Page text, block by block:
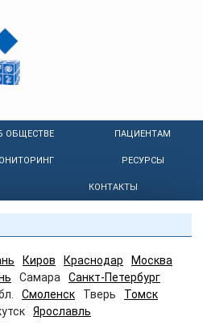
ОБЩЕСТВЕ ПАЦИЕНТАМ
РЕСУРСЫ
КОНТАКТЫ
Киров Краснодар
Москва
Самара
Санкт-Петербург
Смоленск Тверь
Томск
Ярославль